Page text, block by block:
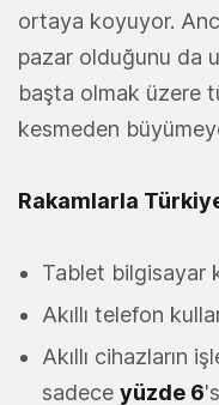
ortaya koyuyor.
pazar olduğunu da
başta olmak üzere
kesmeden
Rakamlarla
Tablet bilgisayar
Akıllı telefon
Akıllı cihazların
sadece yüzde 6